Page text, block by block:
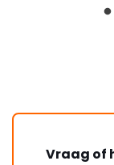
Vraag of